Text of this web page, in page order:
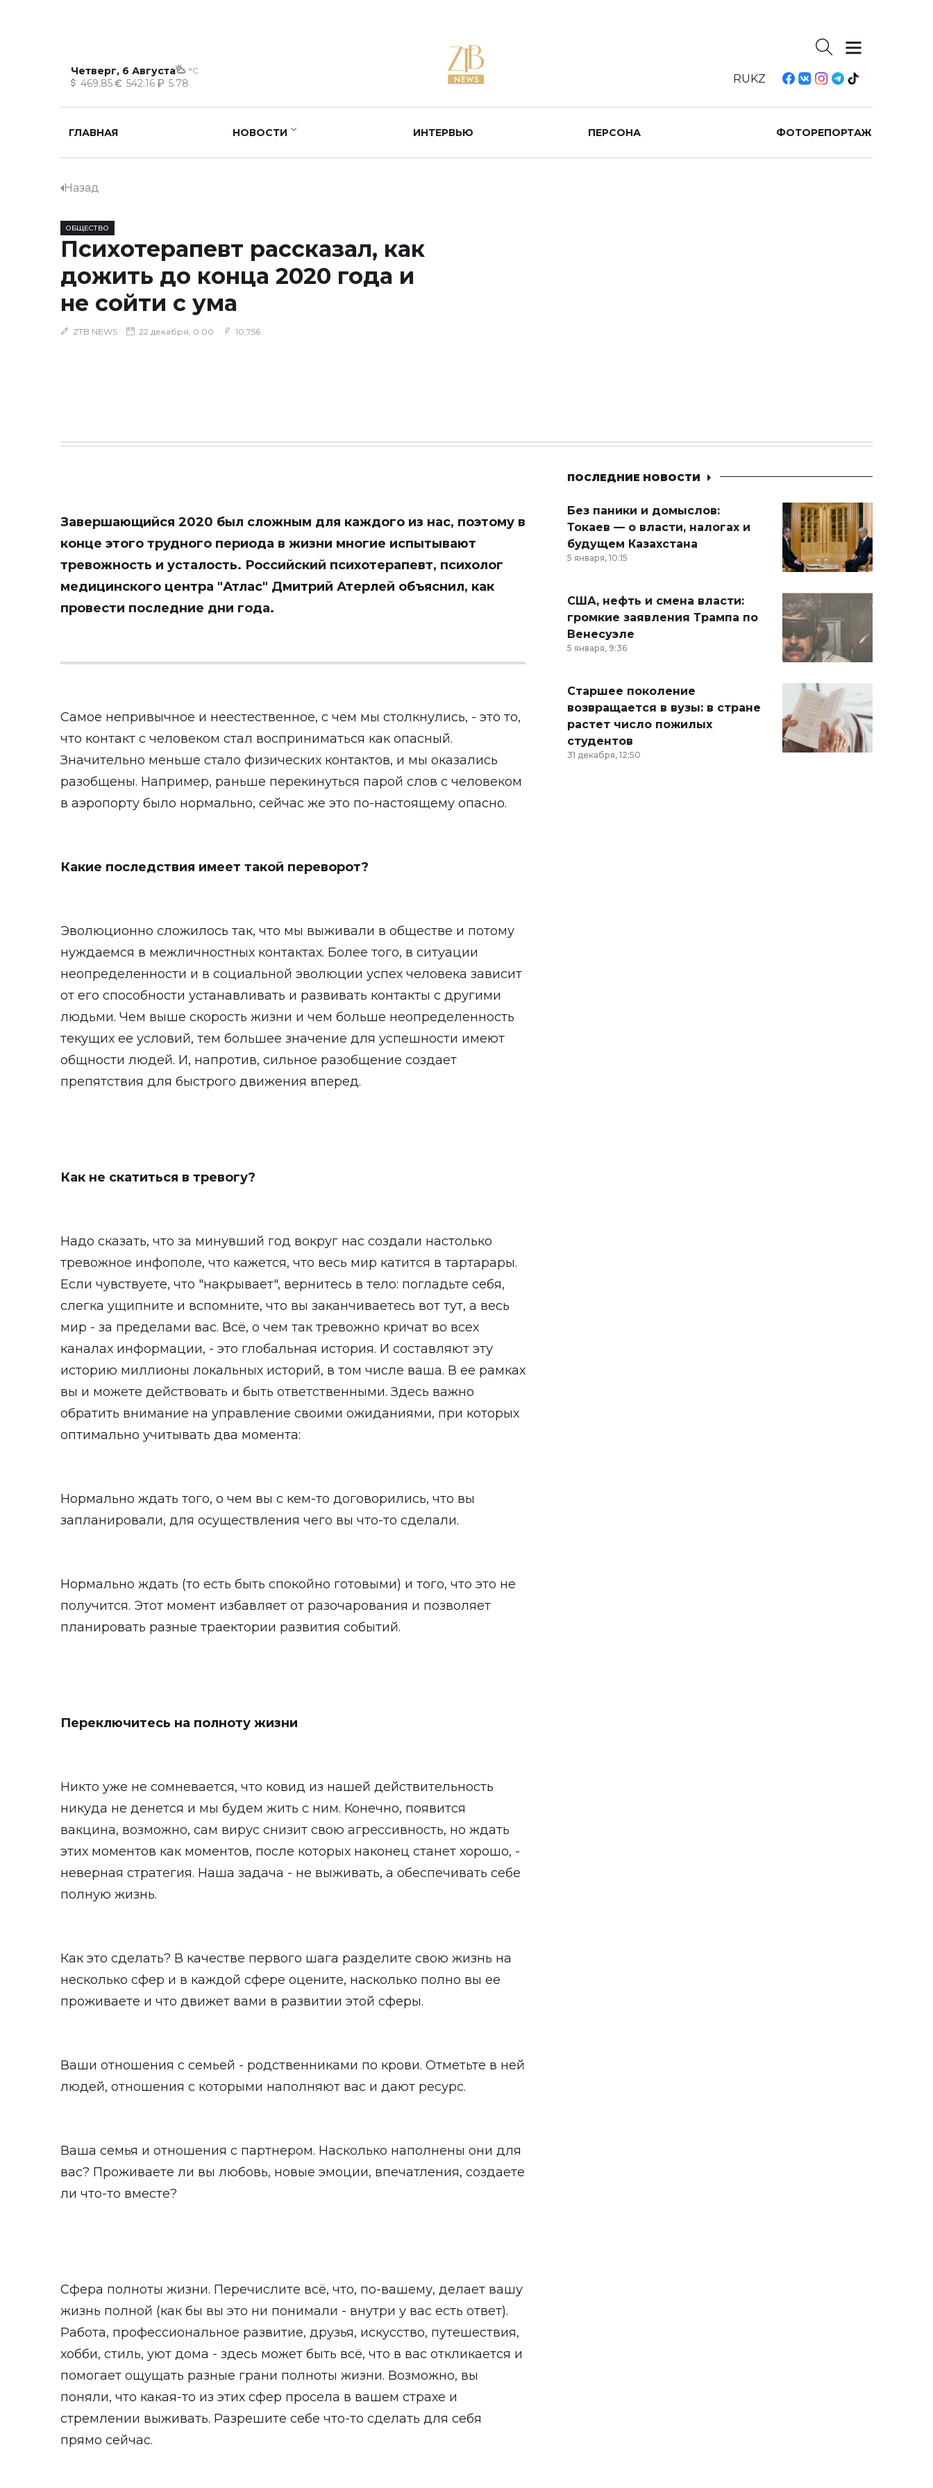
Четверг, 6 Августа °C
469.85 542.16 5.78 RUKZ
ГЛАВНАЯ НОВОСТИ ИНТЕРВЬЮ ПЕРСОНА ФОТОРЕПОРТАЖ
Назад
ОБЩЕСТВО
Психотерапевт рассказал, как
дожить до конца 2020 года и
не сойти с ума
ZTB NEWS 22 декабря, 0:00 10,756
Завершающийся 2020 был сложным для каждого из нас, поэтому в
конце этого трудного периода в жизни многие испытывают
тревожность и усталость. Российский психотерапевт, психолог
медицинского центра "Атлас" Дмитрий Атерлей объяснил, как
провести последние дни года.
Самое непривычное и неестественное, с чем мы столкнулись, - это то,
что контакт с человеком стал восприниматься как опасный.
Значительно меньше стало физических контактов, и мы оказались
разобщены. Например, раньше перекинуться парой слов с человеком
в аэропорту было нормально, сейчас же это по-настоящему опасно.
Какие последствия имеет такой переворот?
Эволюционно сложилось так, что мы выживали в обществе и потому
нуждаемся в межличностных контактах. Более того, в ситуации
неопределенности и в социальной эволюции успех человека зависит
от его способности устанавливать и развивать контакты с другими
людьми. Чем выше скорость жизни и чем больше неопределенность
текущих ее условий, тем большее значение для успешности имеют
общности людей. И, напротив, сильное разобщение создает
препятствия для быстрого движения вперед.
Как не скатиться в тревогу?
Надо сказать, что за минувший год вокруг нас создали настолько
тревожное инфополе, что кажется, что весь мир катится в тартарары.
Если чувствуете, что "накрывает", вернитесь в тело: погладьте себя,
слегка ущипните и вспомните, что вы заканчиваетесь вот тут, а весь
мир - за пределами вас. Всё, о чем так тревожно кричат во всех
каналах информации, - это глобальная история. И составляют эту
историю миллионы локальных историй, в том числе ваша. В ее рамках
вы и можете действовать и быть ответственными. Здесь важно
обратить внимание на управление своими ожиданиями, при которых
оптимально учитывать два момента:
Нормально ждать того, о чем вы с кем-то договорились, что вы
запланировали, для осуществления чего вы что-то сделали.
Нормально ждать (то есть быть спокойно готовыми) и того, что это не
получится. Этот момент избавляет от разочарования и позволяет
планировать разные траектории развития событий.
Переключитесь на полноту жизни
Никто уже не сомневается, что ковид из нашей действительность
никуда не денется и мы будем жить с ним. Конечно, появится
вакцина, возможно, сам вирус снизит свою агрессивность, но ждать
этих моментов как моментов, после которых наконец станет хорошо, -
неверная стратегия. Наша задача - не выживать, а обеспечивать себе
полную жизнь.
Как это сделать? В качестве первого шага разделите свою жизнь на
несколько сфер и в каждой сфере оцените, насколько полно вы ее
проживаете и что движет вами в развитии этой сферы.
Ваши отношения с семьей - родственниками по крови. Отметьте в ней
людей, отношения с которыми наполняют вас и дают ресурс.
Ваша семья и отношения с партнером. Насколько наполнены они для
вас? Проживаете ли вы любовь, новые эмоции, впечатления, создаете
ли что-то вместе?
Сфера полноты жизни. Перечислите всё, что, по-вашему, делает вашу
жизнь полной (как бы вы это ни понимали - внутри у вас есть ответ).
Работа, профессиональное развитие, друзья, искусство, путешествия,
хобби, стиль, уют дома - здесь может быть всё, что в вас откликается и
помогает ощущать разные грани полноты жизни. Возможно, вы
поняли, что какая-то из этих сфер просела в вашем страхе и
стремлении выживать. Разрешите себе что-то сделать для себя
прямо сейчас.
ПОСЛЕДНИЕ НОВОСТИ
Без паники и домыслов:
Токаев — о власти, налогах и
будущем Казахстана
5 января, 10:15
США, нефть и смена власти:
громкие заявления Трампа по
Венесуэле
5 января, 9:36
Старшее поколение
возвращается в вузы: в стране
растет число пожилых
студентов
31 декабря, 12:50